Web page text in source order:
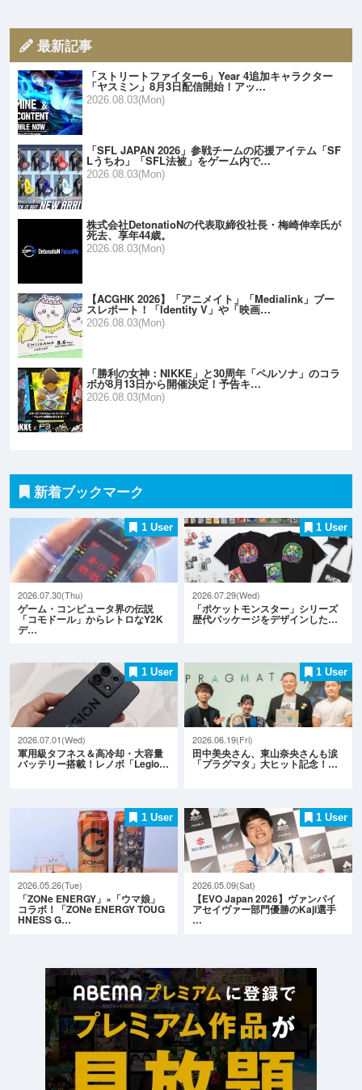
最新記事
「ストリートファイター6」Year 4追加キャラクター
「ヤスミン」8月3日配信開始！アッ…
2026.08.03(Mon)
「SFL JAPAN 2026」参戦チームの応援アイテム「SF
Lうちわ」「SFL法被」をゲーム内で…
2026.08.03(Mon)
株式会社DetonatioNの代表取締役社長・梅崎伸幸氏が
死去、享年44歳。
2026.08.03(Mon)
【ACGHK 2026】「アニメイト」「Medialink」ブー
スレポート！「Identity V」や「映画…
2026.08.03(Mon)
「勝利の女神：NIKKE」と30周年「ペルソナ」のコラ
ボが8月13日から開催決定！予告キ…
2026.08.03(Mon)
新着ブックマーク
1 User
2026.07.30(Thu)
ゲーム・コンピュータ界の伝説
「コモドール」からレトロなY2K
デ…
1 User
2026.07.29(Wed)
「ポケットモンスター」シリーズ
歴代パッケージをデザインした…
1 User
2026.07.01(Wed)
軍用級タフネス＆高冷却・大容量
バッテリー搭載！レノボ「Legio…
1 User
2026.06.19(Fri)
田中美央さん、東山奈央さんも涙
「プラグマタ」大ヒット記念！…
1 User
2026.05.26(Tue)
「ZONe ENERGY」×「ウマ娘」
コラボ！「ZONe ENERGY TOUG
HNESS G…
1 User
2026.05.09(Sat)
【EVO Japan 2026】ヴァンパイ
アセイヴァー部門優勝のKaji選手
…